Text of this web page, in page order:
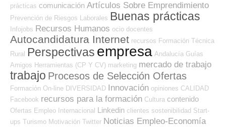
prácticas comunicación Artículos Sobre Emprendimiento
Prevención de Riesgos Laborales Buenas prácticas
Infojobs Recursos Humanos ocio docentes
Autocandidatura Internet recursos Formación Técnica
Rural Perspectivas empresa Andalucía Guías
Amigos Herramientas (CP Y CV) marketing mercado de trabajo
trabajo Procesos de Selección Ofertas
Formación On-line DIVERSIDAD Innovación opiniones CALIDAD
Facebook recursos para la formación Cultura contenido
Ofertas Empleo Internacional Linkedin clientes sostenibilidad Start-
ups Turismo Motivación Twitter Noticias Empleo-Economía